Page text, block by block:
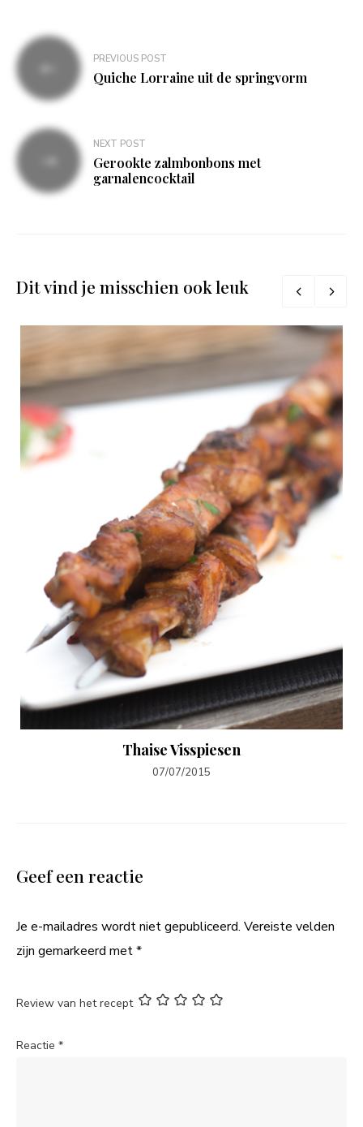
Bericht
navigatie
PREVIOUS POST
Quiche Lorraine uit de springvorm
NEXT POST
Gerookte zalmbonbons met
garnalencocktail
Dit vind je misschien ook leuk
Thaise Visspiesen
07/07/2015
Geef een reactie
Je e-mailadres wordt niet gepubliceerd. Vereiste velden
zijn gemarkeerd met*
Review van het recept
Reactie *